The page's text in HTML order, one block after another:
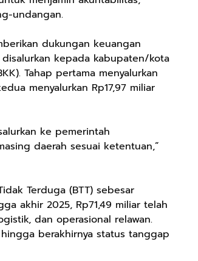
undangan.
dukungan keuangan
kepada kabupaten/kota
Tahap pertama menyalurkan
menyalurkan Rp17,97 miliar
ke pemerintah
daerah sesuai ketentuan,”
Terduga (BTT) sebesar
akhir 2025, Rp71,49 miliar telah
dan operasional relawan.
berakhirnya status tanggap